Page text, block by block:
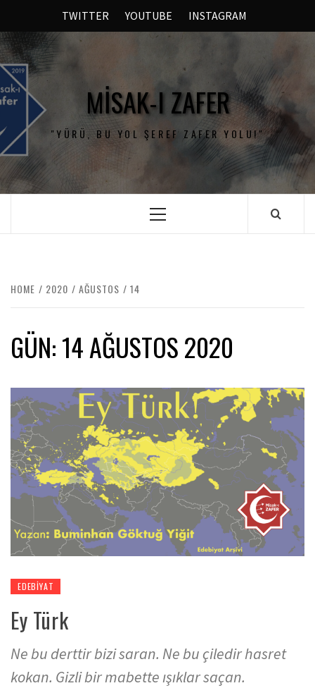
TWITTER YOUTUBE INSTAGRAM
MISAK-I ZAFER
"YÜRÜ, BU YOL ŞEREF ZAFER YOLU!"
HOME 2020 AĞUSTOS 14
GÜN:14 AĞUSTOS 2020
EDEBIYAT
Ey Türk
Ne bu derttir bizi saran. Ne bu çiledir hasret
kokan. Gizli bir mabette ışıklar saçan.